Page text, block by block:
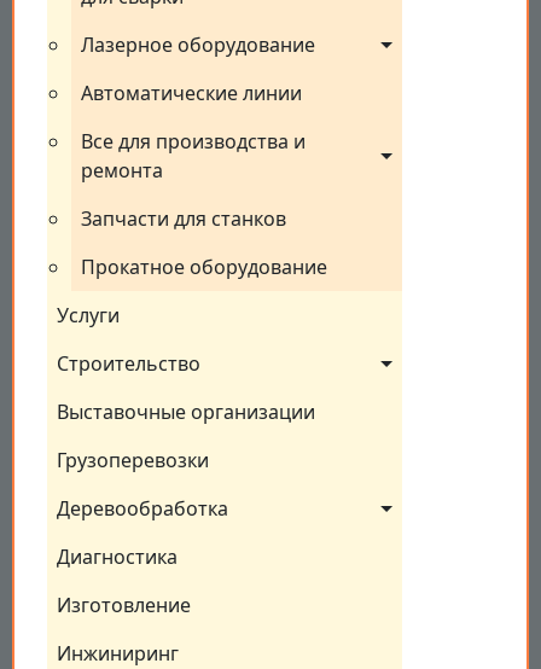
Лазерное оборудование
Автоматические линии
Все для производства и
ремонта
Запчасти для станков
Прокатное оборудование
Услуги
Строительство
Выставочные организации
Грузоперевозки
Деревообработка
Диагностика
Изготовление
Инжиниринг